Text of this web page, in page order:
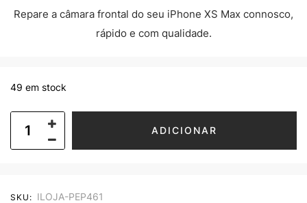
Repare a câmara frontal do seu iPhone XS Max connosco,
rápido e com qualidade.
49 em stock
ADICIONAR
SKU: ILOJA-PEP461